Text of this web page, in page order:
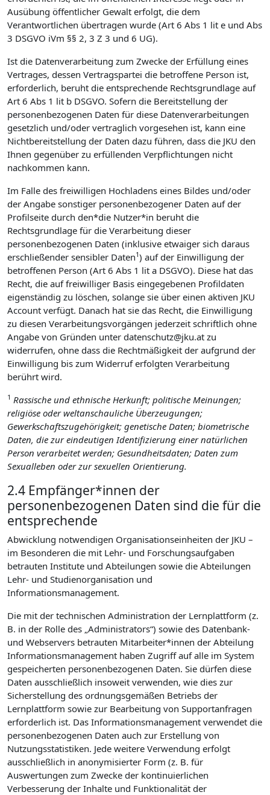
Ausübung öffentlicher Gewalt erfolgt, die dem
Verantwortlichen übertragen wurde (Art 6 Abs 1 lit e und Abs
3 DSGVO iVm §§ 2, 3 Z 3 und 6 UG).
Ist die Datenverarbeitung zum Zwecke der Erfüllung eines
Vertrages, dessen Vertragspartei die betroffene Person ist,
erforderlich, beruht die entsprechende Rechtsgrundlage auf
Art 6 Abs 1 lit b DSGVO. Sofern die Bereitstellung der
personenbezogenen Daten für diese Datenverarbeitungen
gesetzlich und/oder vertraglich vorgesehen ist, kann eine
Nichtbereitstellung der Daten dazu führen, dass die JKU den
Ihnen gegenüber zu erfüllenden Verpflichtungen nicht
nachkommen kann.
Im Falle des freiwilligen Hochladens eines Bildes und/oder
der Angabe sonstiger personenbezogener Daten auf der
Profilseite durch den*die Nutzer*in beruht die
Rechtsgrundlage für die Verarbeitung dieser
personenbezogenen Daten (inklusive etwaiger sich daraus
erschließender sensibler Daten1) auf der Einwilligung der
betroffenen Person (Art 6 Abs 1 lit a DSGVO). Diese hat das
Recht, die auf freiwilliger Basis eingegebenen Profildaten
eigenständig zu löschen, solange sie über einen aktiven JKU
Account verfügt. Danach hat sie das Recht, die Einwilligung
zu diesen Verarbeitungsvorgängen jederzeit schriftlich ohne
Angabe von Gründen unter datenschutz@jku.at zu
widerrufen, ohne dass die Rechtmäßigkeit der aufgrund der
Einwilligung bis zum Widerruf erfolgten Verarbeitung
berührt wird.
1 Rassische und ethnische Herkunft; politische Meinungen;
religiöse oder weltanschauliche Überzeugungen;
Gewerkschaftszugehörigkeit; genetische Daten; biometrische
Daten, die zur eindeutigen Identifizierung einer natürlichen
Person verarbeitet werden; Gesundheitsdaten; Daten zum
Sexualleben oder zur sexuellen Orientierung.
2.4 Empfänger*innen der
personenbezogenen Daten sind die für die
entsprechende
Abwicklung notwendigen Organisationseinheiten der JKU –
im Besonderen die mit Lehr- und Forschungsaufgaben
betrauten Institute und Abteilungen sowie die Abteilungen
Lehr- und Studienorganisation und
Informationsmanagement.
Die mit der technischen Administration der Lernplattform (z.
B. in der Rolle des „Administrators“) sowie des Datenbank-
und Webservers betrauten Mitarbeiter*innen der Abteilung
Informationsmanagement haben Zugriff auf alle im System
gespeicherten personenbezogenen Daten. Sie dürfen diese
Daten ausschließlich insoweit verwenden, wie dies zur
Sicherstellung des ordnungsgemäßen Betriebs der
Lernplattform sowie zur Bearbeitung von Supportanfragen
erforderlich ist. Das Informationsmanagement verwendet die
personenbezogenen Daten auch zur Erstellung von
Nutzungsstatistiken. Jede weitere Verwendung erfolgt
ausschließlich in anonymisierter Form (z. B. für
Auswertungen zum Zwecke der kontinuierlichen
Verbesserung der Inhalte und Funktionalität der